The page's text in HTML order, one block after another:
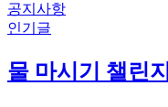
공지사항
인기글
물 마시기 챌린지